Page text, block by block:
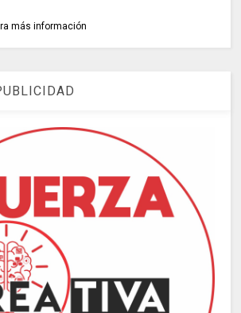
más información